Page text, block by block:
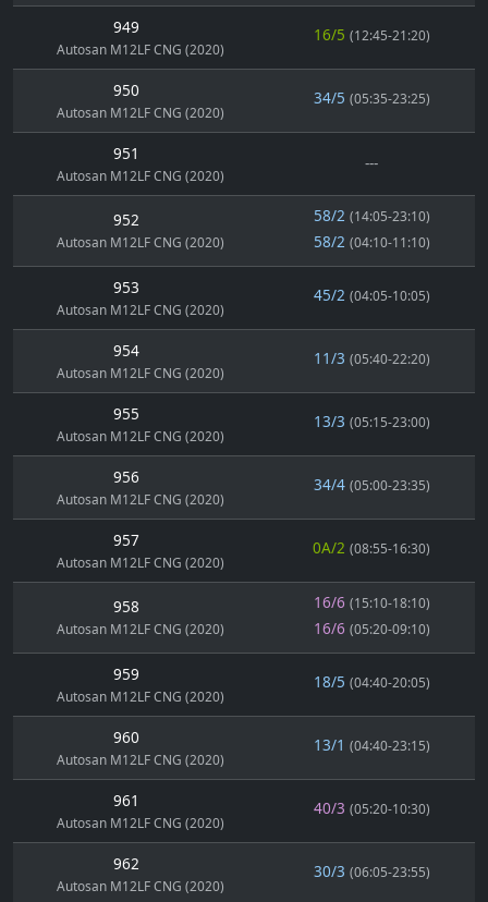
949
Autosan M12LF CNG (2020)
16/5 (12:45-21:20)
950
Autosan M12LF CNG (2020)
34/5 (05:35-23:25)
951
Autosan M12LF CNG (2020)
---
952
Autosan M12LF CNG (2020)
58/2 (14:05-23:10)
58/2 (04:10-11:10)
953
Autosan M12LF CNG (2020)
45/2 (04:05-10:05)
954
Autosan M12LF CNG (2020)
11/3 (05:40-22:20)
955
Autosan M12LF CNG (2020)
13/3 (05:15-23:00)
956
Autosan M12LF CNG (2020)
34/4 (05:00-23:35)
957
Autosan M12LF CNG (2020)
0A/2 (08:55-16:30)
958
Autosan M12LF CNG (2020)
16/6 (15:10-18:10)
16/6 (05:20-09:10)
959
Autosan M12LF CNG (2020)
18/5 (04:40-20:05)
960
Autosan M12LF CNG (2020)
13/1 (04:40-23:15)
961
Autosan M12LF CNG (2020)
40/3 (05:20-10:30)
962
Autosan M12LF CNG (2020)
30/3 (06:05-23:55)